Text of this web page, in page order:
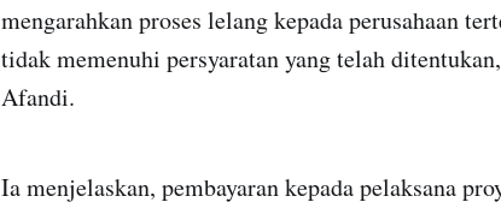
mengarahkan proses lelang kepada perusahaan
tidak memenuhi persyaratan yang telah
Afandi.
Ia menjelaskan, pembayaran kepada pelaksana